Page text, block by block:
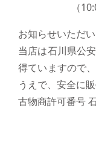
（
お知らせいただ
当店は石川県公
得ていますので
うえで、安全に
古物商許可番号